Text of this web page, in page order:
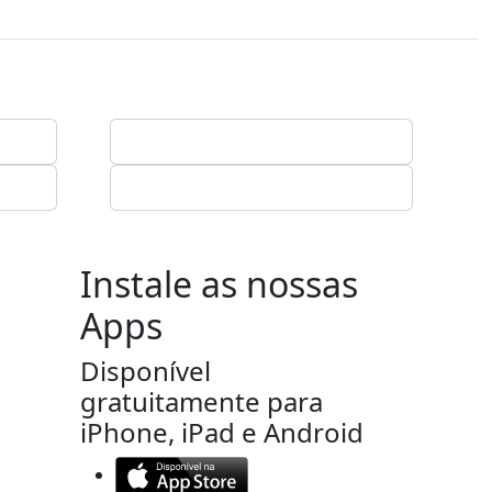
Instale as nossas
Apps
Disponível
gratuitamente para
iPhone, iPad e Android